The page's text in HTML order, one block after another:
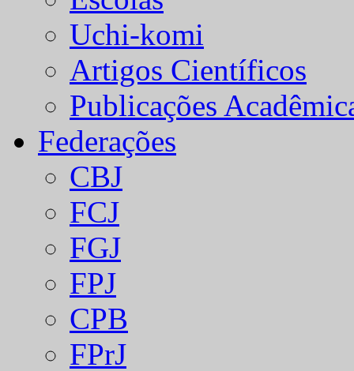
Uchi-komi
Artigos Científicos
Publicações
Federações
CBJ
FCJ
FGJ
FPJ
CPB
FPrJ